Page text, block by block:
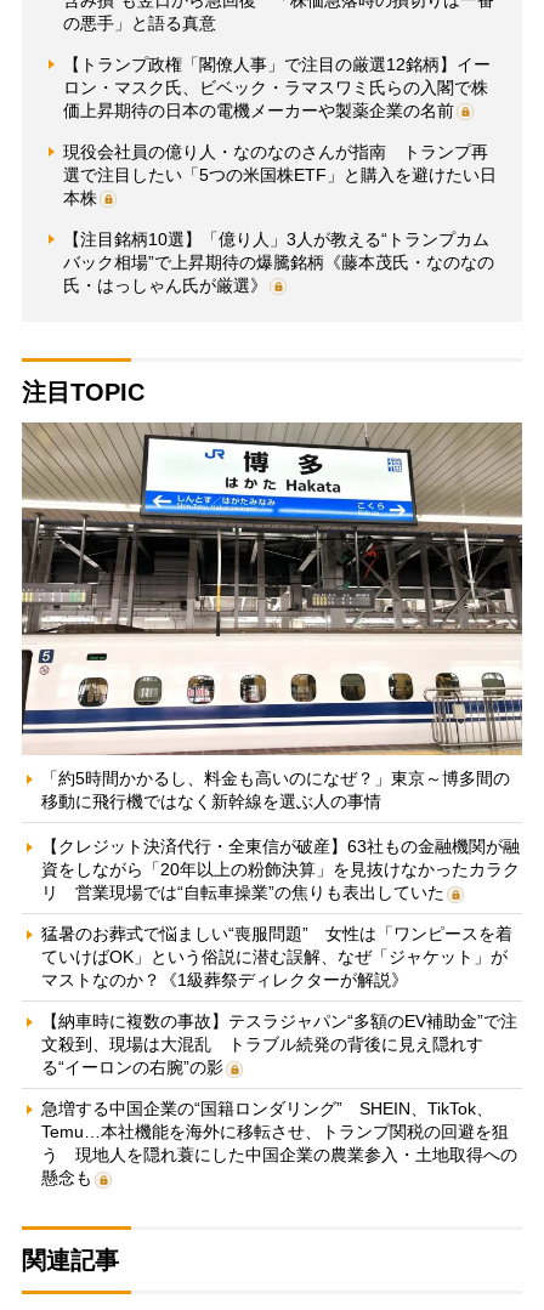
の悪手」と語る真意
【トランプ政権「閣僚人事」で注目の厳選12銘柄】イー
ロン・マスク氏、ビベック・ラマスワミ氏らの入閣で株
価上昇期待の日本の電機メーカーや製薬企業の名前
現役会社員の億り人・なのなのさんが指南 トランプ再
選で注目したい「5つの米国株ETF」と購入を避けたい日
本株
【注目銘柄10選】「億り人」3人が教える“トランプカム
バック相場”で上昇期待の爆騰銘柄《藤本茂氏・なのなの
氏・はっしゃん氏が厳選》
注目TOPIC
「約5時間かかるし、料金も高いのになぜ？」東京～博多間の
移動に飛行機ではなく新幹線を選ぶ人の事情
【クレジット決済代行・全東信が破産】63社もの金融機関が融
資をしながら「20年以上の粉飾決算」を見抜けなかったカラク
リ 営業現場では“自転車操業”の焦りも表出していた
猛暑のお葬式で悩ましい“喪服問題” 女性は「ワンピースを着
ていけばOK」という俗説に潜む誤解、なぜ「ジャケット」が
マストなのか？《1級葬祭ディレクターが解説》
【納車時に複数の事故】テスラジャパン“多額のEV補助金”で注
文殺到、現場は大混乱 トラブル続発の背後に見え隠れす
る“イーロンの右腕”の影
急増する中国企業の“国籍ロンダリング” SHEIN、TikTok、
Temu…本社機能を海外に移転させ、トランプ関税の回避を狙
う 現地人を隠れ蓑にした中国企業の農業参入・土地取得への
懸念も
関連記事